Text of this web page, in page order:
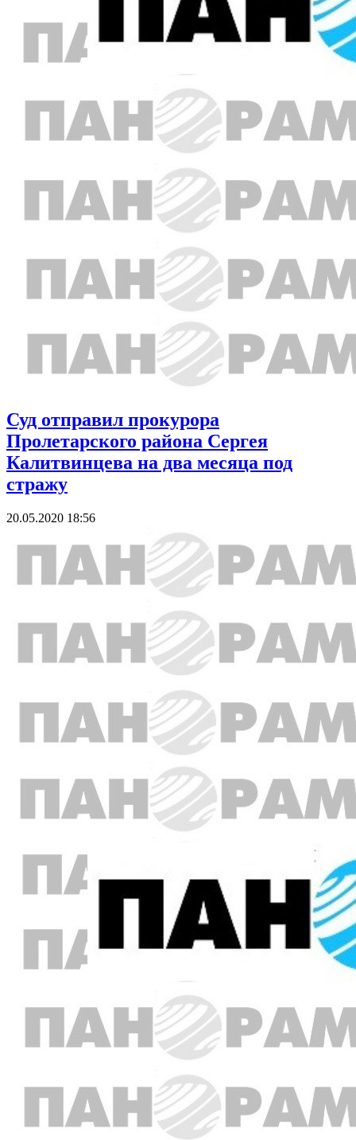
Суд отправил прокурора
Пролетарского района Сергея
Калитвинцева на два месяца под
стражу
20.05.2020 18:56